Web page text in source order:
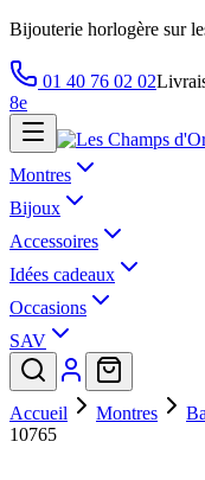
Bijouterie horlogère sur
01 40 76 02 02
8e
Montres
Bijoux
Accessoires
Idées cadeaux
Occasions
SAV
Accueil Montres
10765